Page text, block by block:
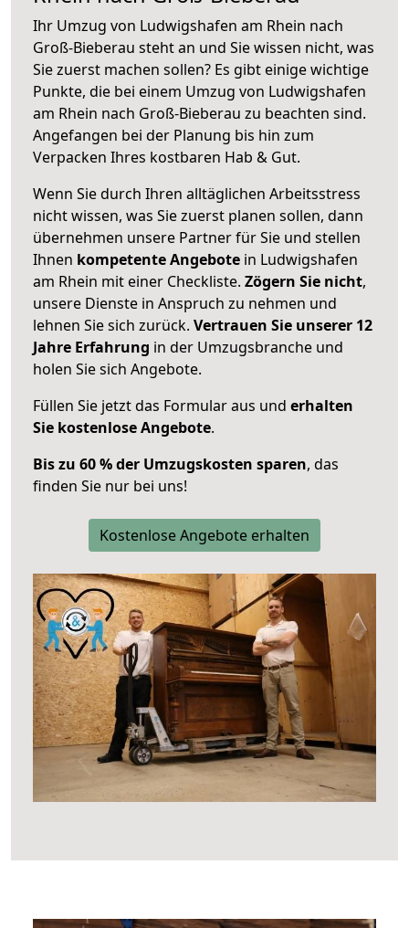
Ihr Umzug von Ludwigshafen am Rhein nach
Groß-Bieberau steht an und Sie wissen nicht, was
Sie zuerst machen sollen? Es gibt einige wichtige
Punkte, die bei einem Umzug von Ludwigshafen
am Rhein nach Groß-Bieberau zu beachten sind.
Angefangen bei der Planung bis hin zum
Verpacken Ihres kostbaren Hab & Gut.
Wenn Sie durch Ihren alltäglichen Arbeitsstress
nicht wissen, was Sie zuerst planen sollen, dann
übernehmen unsere Partner für Sie und stellen
Ihnen kompetente Angebote in Ludwigshafen
am Rhein mit einer Checkliste. Zögern Sie nicht,
unsere Dienste in Anspruch zu nehmen und
lehnen Sie sich zurück. Vertrauen Sie unserer 12
Jahre Erfahrung in der Umzugsbranche und
holen Sie sich Angebote.
Füllen Sie jetzt das Formular aus und erhalten
Sie kostenlose Angebote.
Bis zu 60 % der Umzugskosten sparen, das
finden Sie nur bei uns!
Kostenlose Angebote erhalten